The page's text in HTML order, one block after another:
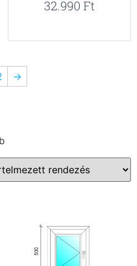
32.990 Ft
→